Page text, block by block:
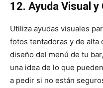
12. Ayuda Visual y
Utiliza ayudas visuales
fotos tentadoras y de alta
diseño del menú de tu
una idea de lo que
a pedir si no están